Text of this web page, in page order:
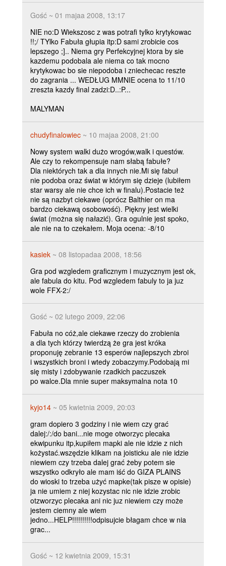
Gość ~ 01 majaa 2008, 13:17
NIE no:D Wiekszosc z was potrafi tylko krytykowac
!!;/ TYlko Fabuła głupia itp:D sami zrobicie cos
lepszego ;].. Niema gry Perfekcyjnej ktora by sie
kazdemu podobala ale niema co tak mocno
krytykowac bo sie niepodoba i zniechecac reszte
do zagrania ... WEDŁUG MMNIE ocena to 11/10
zreszta kazdy final zadzi:D..:P...
MALYMAN
chudyfinalowiec ~ 10 majaa 2008, 21:00
Nowy system walki dużo wrogów,walk i questów.
Ale czy to rekompensuje nam słabą fabułe?
Dla niektórych tak a dla innych nie.Mi się fabuł
nie podoba oraz świat w którym się dzieje (lubiłem
star warsy ale nie chce ich w finalu).Postacie też
nie są nazbyt ciekawe (oprócz Balthier on ma
bardzo ciekawą osobowość). Piękny jest wielki
świat (można się nałazić). Gra ogulnie jest spoko,
ale nie na to czekałem. Moja ocena: -8/10
kasiek ~ 08 listopadaa 2008, 18:56
Gra pod wzgledem graficznym i muzycznym jest ok,
ale fabula do kitu. Pod wzgledem fabuly to ja juz
wole FFX-2:/
Gość ~ 02 lutego 2009, 22:06
Fabuła no cóż,ale ciekawe rzeczy do zrobienia
a dla tych którzy twierdzą że gra jest króka
proponuję zebranie 13 esperów najlepszych zbroi
i wszystkich broni i wtedy zobaczymy.Podobają mi
się misty i zdobywanie rzadkich paczuszek
po walce.Dla mnie super maksymalna nota 10
kyjo14 ~ 05 kwietnia 2009, 20:03
gram dopiero 3 godziny i nie wiem czy grać
dalej:/:/do bani...nie moge otworzyc plecaka
ekwipunku itp,kupiłem mapki ale nie idzie z nich
kożystać.wszędzie klikam na joisticku ale nie idzie
niewiem czy trzeba dalej grać żeby potem sie
wszystko odkryło ale mam iść do GIZA PLAINS
do wioski to trzeba użyć mapke(tak pisze w opisie)
ja nie umiem z niej kozystac nic nie idzie zrobic
otzworzyc plecaka ani nic juz niewiem czy może
jestem ciemny ale wiem
jedno...HELP!!!!!!!!!!odpisujcie błagam chce w nia
grac...
Gość ~ 12 kwietnia 2009, 15:31